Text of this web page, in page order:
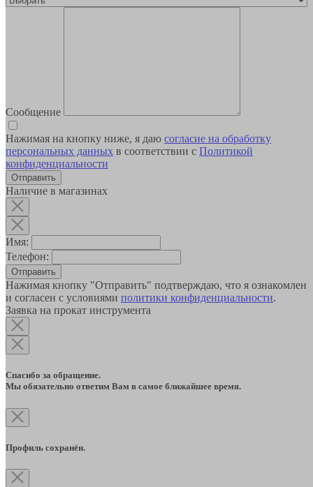
Сообщение
Нажимая на кнопку ниже, я даю согласие на обработку
персональных данных в соответствии с Политикой
конфиденциальности
Наличие в магазинах
Имя:
Телефон:
Отправить
Нажимая кнопку "Отправить" подтверждаю, что я ознакомлен
и согласен с условиями политики конфиденциальности.
Заявка на прокат инструмента
Спасибо за обращение.
Мы обязательно ответим Вам в самое ближайшее время.
Профиль сохранён.